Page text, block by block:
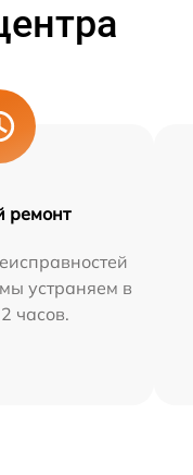
ремонт
устраняем в
часов.